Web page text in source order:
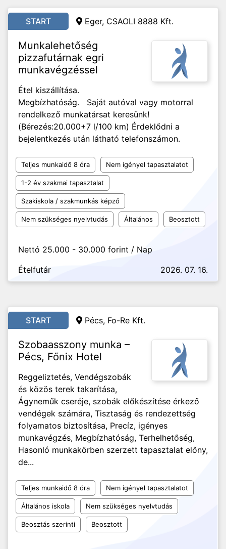
START Eger, CSAOLI 8888 Kft.
Munkalehetőség
pizzafutárnak egri
munkavégzéssel
Étel kiszállítása.
Megbízhatóság. Saját autóval vagy motorral
rendelkező munkatársat keresünk!
(Bérezés:20.000+7 l/100 km) Érdeklődni a
bejelentkezés után látható telefonszámon.
Teljes munkaidő 8 óra Nem igényel tapasztalatot
1-2 év szakmai tapasztalat
Szakiskola / szakmunkás képző
Nem szükséges nyelvtudás Általános Beosztott
Nettó 25.000 - 30.000 forint / Nap
Ételfutár
2026. 07. 16.
START Pécs, Fo-Re Kft.
Szobaasszony munka –
Pécs, Főnix Hotel
Reggeliztetés, Vendégszobák
és közös terek takarítása,
Ágyneműk cseréje, szobák előkészítése érkező
vendégek számára, Tisztaság és rendezettség
folyamatos biztosítása, Precíz, igényes
munkavégzés, Megbízhatóság, Terhelhetőség,
Hasonló munkakörben szerzett tapasztalat előny,
de...
Teljes munkaidő 8 óra Nem igényel tapasztalatot
Általános iskola Nem szükséges nyelvtudás
Beosztás szerinti Beosztott